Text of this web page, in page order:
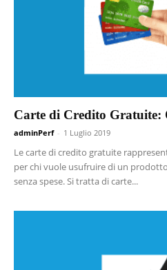
Carte di Credito Gratuite:
adminPerf - 1 Luglio 2019
Le carte di credito gratuite
per chi vuole usufruire di un
senza spese. Si tratta di carte...